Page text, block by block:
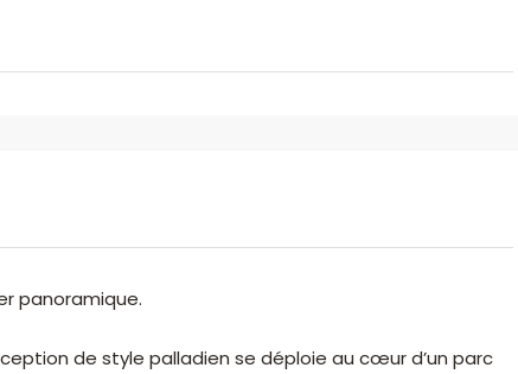
panoramique.
de style palladien se déploie au cœur d’un parc